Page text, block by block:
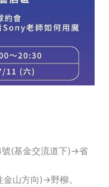
號(基金交流道下)→省
山方向)→野柳。